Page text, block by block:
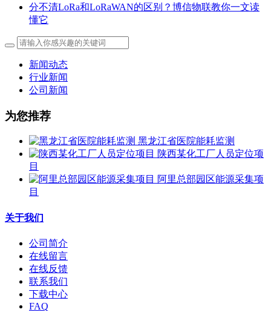
分不清LoRa和LoRaWAN的区别？博信物联教你一文读
懂它
新闻动态
行业新闻
公司新闻
为您推荐
黑龙江省医院能耗监测
陕西某化工厂人员定位项
目
阿里总部园区能源采集项
目
关于我们
公司简介
在线留言
在线反馈
联系我们
下载中心
FAQ